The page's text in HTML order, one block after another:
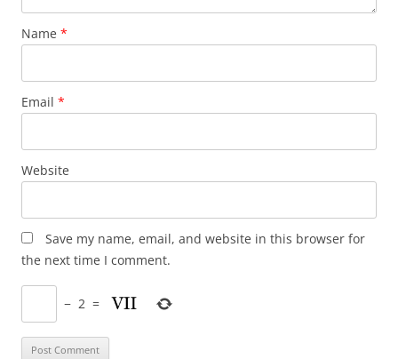
Name *
Email *
Website
Save my name, email, and website in this browser for
the next time I comment.
− 2 =